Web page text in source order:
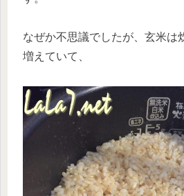
なぜか不思議でしたが、玄米は
増えていて、